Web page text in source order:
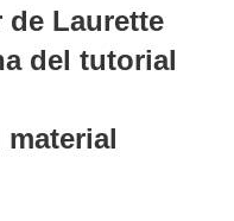
de Laurette
del tutorial